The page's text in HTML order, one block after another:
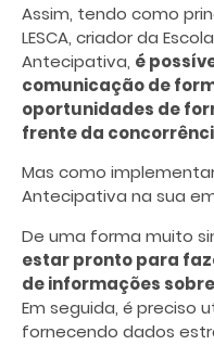
Assim, tendo como
LESCA, criador da
Antecipativa, é
comunicação de
oportunidades de
frente da
Mas como
Antecipativa na sua
De uma forma muito
estar pronto para
de informações
Em seguida, é preciso
fornecendo dados